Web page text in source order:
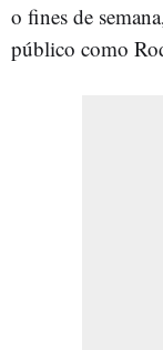
o fines de
público como